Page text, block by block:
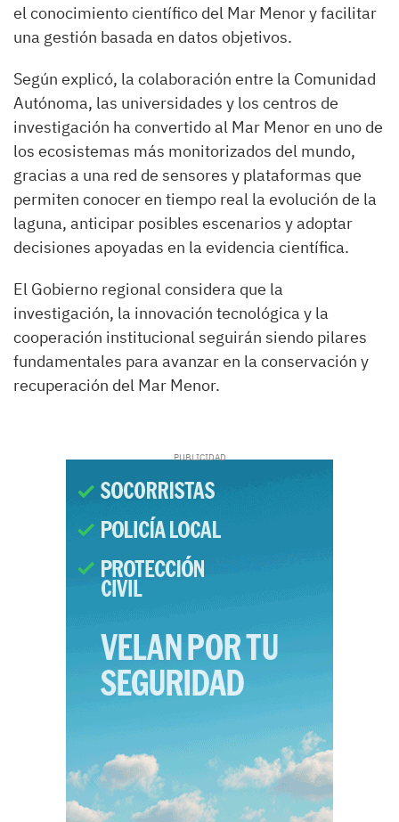
el conocimiento científico del Mar Menor y facilitar
una gestión basada en datos objetivos.
Según explicó, la colaboración entre la Comunidad
Autónoma, las universidades y los centros de
investigación ha convertido al Mar Menor en uno de
los ecosistemas más monitorizados del mundo,
gracias a una red de sensores y plataformas que
permiten conocer en tiempo real la evolución de la
laguna, anticipar posibles escenarios y adoptar
decisiones apoyadas en la evidencia científica.
El Gobierno regional considera que la
investigación, la innovación tecnológica y la
cooperación institucional seguirán siendo pilares
fundamentales para avanzar en la conservación y
recuperación del Mar Menor.